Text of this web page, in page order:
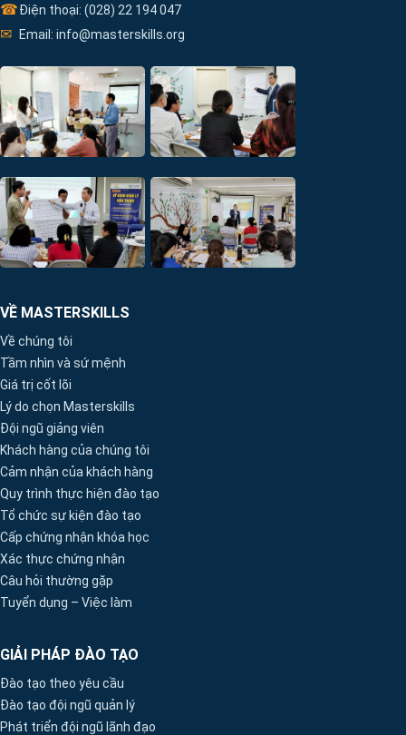
☎Điện thoại: (028) 22 194 047
✉ Email: info@masterskills.org
VỀ MASTERSKILLS
Về chúng tôi
Tầm nhìn và sứ mệnh
Giá trị cốt lõi
Lý do chọn Masterskills
Đội ngũ giảng viên
Khách hàng của chúng tôi
Cảm nhận của khách hàng
Quy trình thực hiện đào tạo
Tổ chức sự kiện đào tạo
Cấp chứng nhận khóa học
Xác thực chứng nhận
Câu hỏi thường gặp
Tuyển dụng – Việc làm
GIẢI PHÁP ĐÀO TẠO
Đào tạo theo yêu cầu
Đào tạo đội ngũ quản lý
Phát triển đội ngũ lãnh đạo